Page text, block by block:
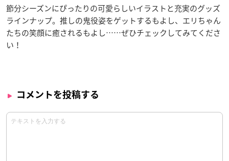
節分シーズンにぴったりの可愛らしいイラストと充実のグッズ
ラインナップ。推しの鬼役姿をゲットするもよし、エリちゃん
たちの笑顔に癒されるもよし……ぜひチェックしてみてくださ
い！
コメントを投稿する